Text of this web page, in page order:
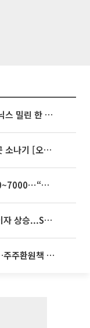
[베스트&워스트] 삼성전자·SK하이닉스 밀린 한 주…상상인증권은 85% 급등
35도 안팎 무더위 이어져…전국 곳곳 소나기 [오늘 날씨]
[주간증시전망] 다음주 코스피 6000~7000⋯“外人 수급은 정책이 변수”
뉴욕증시, 연준 금리인상 기대감 꺾이자 상승...S&P500 사상 최고치 [종합]
SK하이닉스, 분기배당 375원 확정…주주환원책 9월로 앞당겨 발표